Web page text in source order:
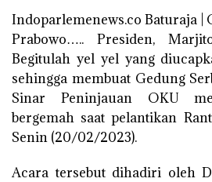
Indoparlemenews.co Baturaja |
Prabowo….. Presiden,
Begitulah yel yel yang
sehingga membuat Gedung
Sinar Peninjauan OKU
bergemah saat pelantikan
Senin (20/02/2023).
Acara tersebut dihadiri oleh